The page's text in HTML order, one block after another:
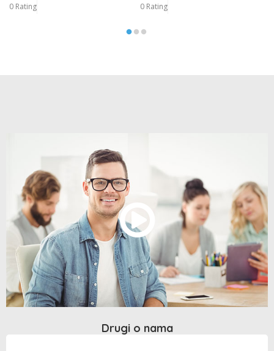
0 Rating 0 Rating
Drugi o nama